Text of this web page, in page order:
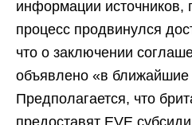
информации источников,
процесс продвинулся
что о заключении
объявлено «в ближайшие
Предполагается, что
предоставят EVE